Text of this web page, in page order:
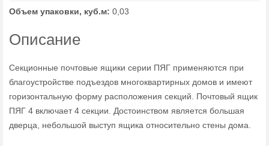
Объем упаковки, куб.м: 0,03
Описание
Секционные почтовые ящики серии ПЯГ применяются при
благоустройстве подъездов многоквартирных домов и имеют
горизонтальную форму расположения секций. Почтовый ящик
ПЯГ 4 включает 4 секции. Достоинством является большая
дверца, небольшой выступ ящика относительно стены дома.